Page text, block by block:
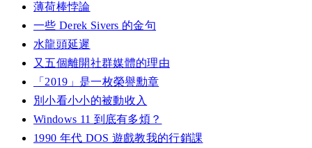
薄荷棒悖論
一些 Derek Sivers 的金句
水龍頭延遲
又五個離開社群媒體的理由
「2019」是一枚榮譽勳章
別小看小小的被動收入
Windows 11 到底有多煩？
1990 年代 DOS 遊戲教我的行銷課